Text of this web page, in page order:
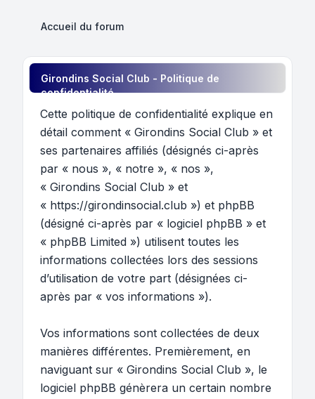
Accueil du forum
Girondins Social Club - Politique de
confidentialité
Cette politique de confidentialité explique en
détail comment « Girondins Social Club » et
ses partenaires affiliés (désignés ci-après
par « nous », « notre », « nos »,
« Girondins Social Club » et
« https://girondinsocial.club ») et phpBB
(désigné ci-après par « logiciel phpBB » et
« phpBB Limited ») utilisent toutes les
informations collectées lors des sessions
d’utilisation de votre part (désignées ci-
après par « vos informations »).
Vos informations sont collectées de deux
manières différentes. Premièrement, en
naviguant sur « Girondins Social Club », le
logiciel phpBB génèrera un certain nombre